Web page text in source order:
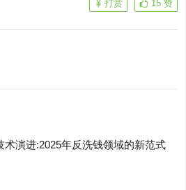
15 赞
打赏
术演进:2025年反洗钱领域的新范式